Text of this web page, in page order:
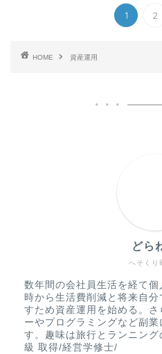
1 2
HOME 資産運用
へそくり
どら
数年間の会社員生活を経て
時から生活費削減と将来自
すため資産運用を始める。
ーやプログラミングなど副
す。趣味は旅行とランニン
級 取得/経営学修士/